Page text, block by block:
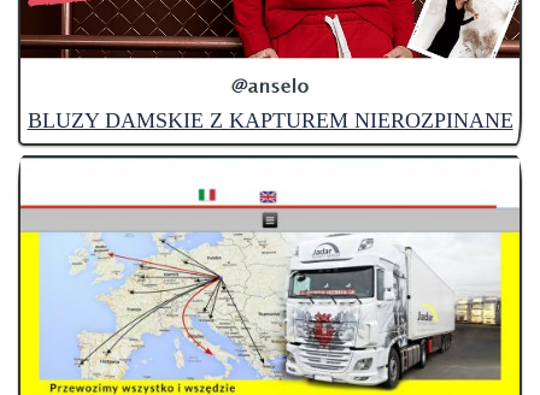
BLUZY DAMSKIE Z KAPTUREM NIEROZPINANE